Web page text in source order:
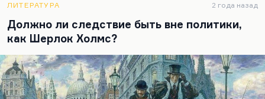
соблазнительна.
ЛИТЕРАТУРА 2 года назад
Должно ли следствие быть вне политики,
как Шерлок Холмс?